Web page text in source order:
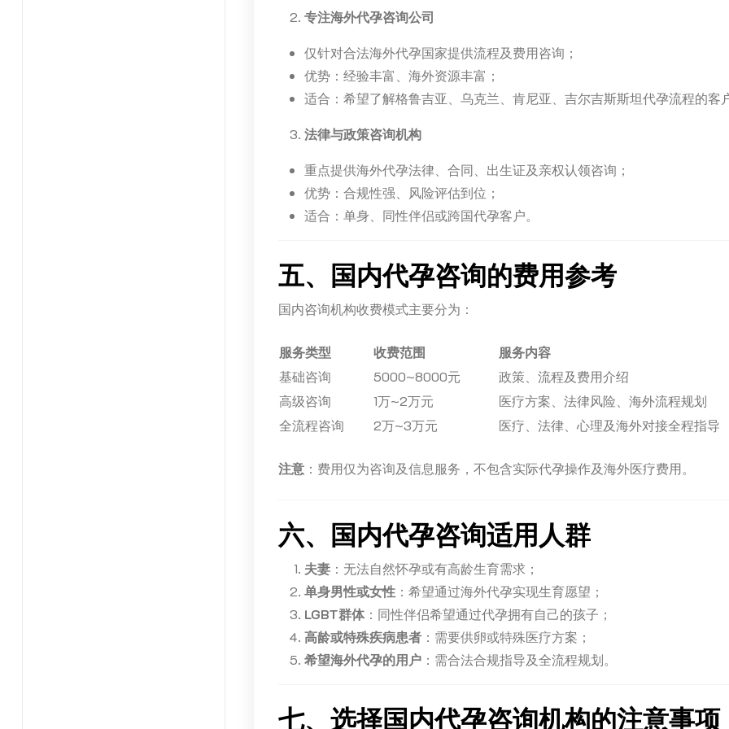
专注海外代孕咨询公司
仅针对合法海外代孕国家提供流程及费用咨询；
优势：经验丰富、海外资源丰富；
适合：希望了解格鲁吉亚、乌克兰、肯尼亚、吉尔吉斯斯坦代孕流程的客
法律与政策咨询机构
重点提供海外代孕法律、合同、出生证及亲权认领咨询；
优势：合规性强、风险评估到位；
适合：单身、同性伴侣或跨国代孕客户。
五、国内代孕咨询的费用参考
国内咨询机构收费模式主要分为：
服务类型 收费范围
服务内容
基础咨询
5000~8000元
政策、流程及费用介绍
高级咨询
1万~2万元
医疗方案、法律风险、海外流程规划
全流程咨询
2万~3万元 医疗、法律、心理及海外对接全程指导
注意：费用仅为咨询及信息服务，不包含实际代孕操作及海外医疗费用。
六、国内代孕咨询适用人群
夫妻：无法自然怀孕或有高龄生育需求；
单身男性或女性：希望通过海外代孕实现生育愿望；
LGBT群体：同性伴侣希望通过代孕拥有自己的孩子；
高龄或特殊疾病患者：需要供卵或特殊医疗方案；
希望海外代孕的用户：需合法合规指导及全流程规划。
七、选择国内代孕咨询机构的注意事项